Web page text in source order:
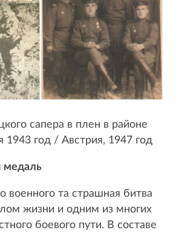
сапера в плен в районе
1943 год / Австрия, 1947 год
медаль
военного та страшная битва
жизни и одним из многих
боевого пути. В составе